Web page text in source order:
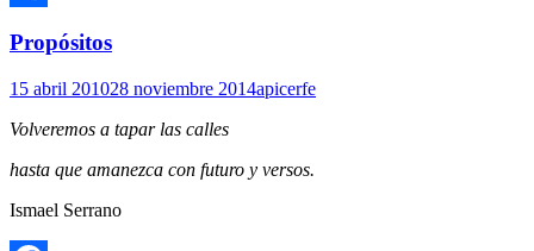
Propósitos
15 abril 201028 noviembre 2014apicerfe
Volveremos a tapar las calles
hasta que amanezca con futuro y versos.
Ismael Serrano